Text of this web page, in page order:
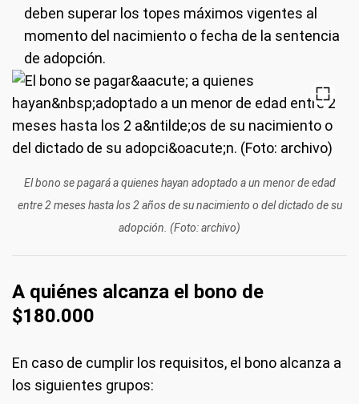
deben superar los topes máximos vigentes al
momento del nacimiento o fecha de la sentencia
de adopción.
El bono se pagará a quienes hayan adoptado a un menor de edad
entre 2 meses hasta los 2 años de su nacimiento o del dictado de su
adopción. (Foto: archivo)
A quiénes alcanza el bono de
$180.000
En caso de cumplir los requisitos, el bono alcanza a
los siguientes grupos: